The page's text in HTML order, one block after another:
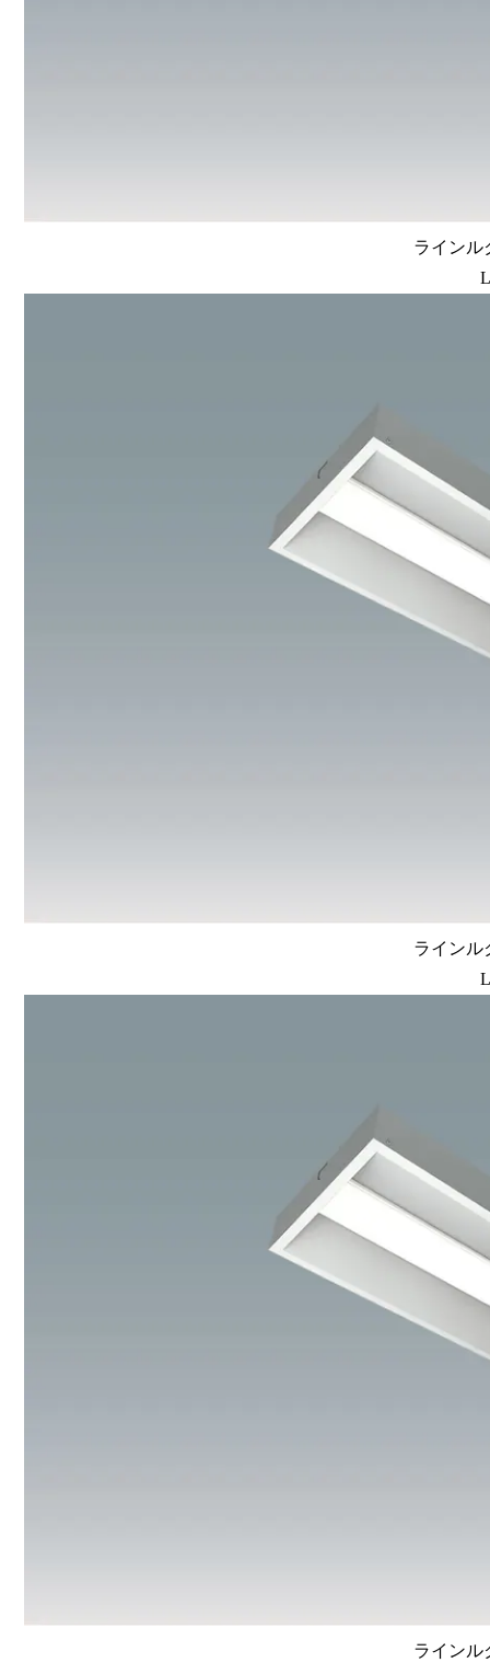
ラインル
ラインル
ラインル